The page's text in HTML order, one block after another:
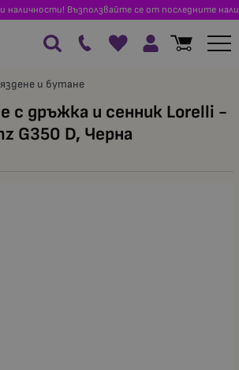
наличности! Възползвайте се от последните
и бутане
с дръжка и сенник Lorelli -
G350 D, Черна